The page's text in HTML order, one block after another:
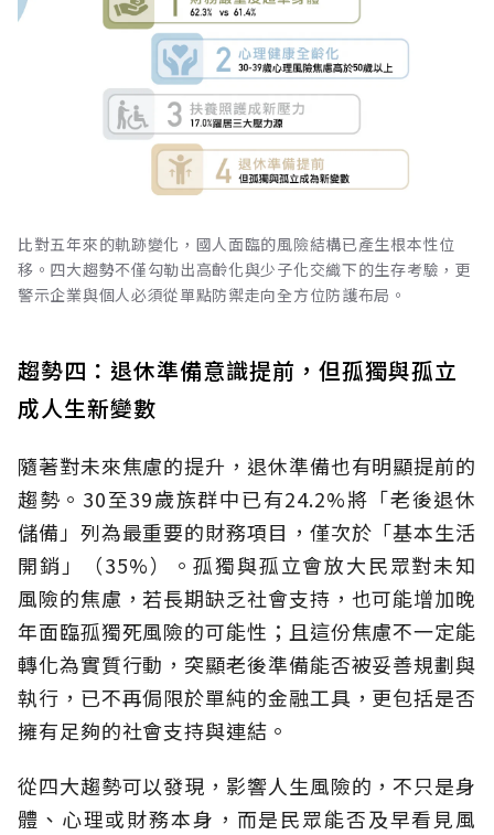
比對五年來的軌跡變化，國人面臨的風險結構已產生根本性位
移。四大趨勢不僅勾勒出高齡化與少子化交織下的生存考驗，更
警示企業與個人必須從單點防禦走向全方位防護布局。
趨勢四：退休準備意識提前，但孤獨與孤立
成人生新變數
隨著對未來焦慮的提升，退休準備也有明顯提前的
趨勢。30至39歲族群中已有24.2%將「老後退休
儲備」列為最重要的財務項目，僅次於「基本生活
開銷」（35%）。孤獨與孤立會放大民眾對未知
風險的焦慮，若長期缺乏社會支持，也可能增加晚
年面臨孤獨死風險的可能性；且這份焦慮不一定能
轉化為實質行動，突顯老後準備能否被妥善規劃與
執行，已不再侷限於單純的金融工具，更包括是否
擁有足夠的社會支持與連結。
從四大趨勢可以發現，影響人生風險的，不只是身
體、心理或財務本身，而是民眾能否及早看見風